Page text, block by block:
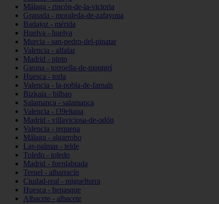
Málaga - rincón-de-la-victoria
Granada - moraleda-de-zafayona
Badajoz - mérida
Huelva - huelva
Murcia - san-pedro-del-pinatar
Valencia - alfafar
Madrid - pinto
Girona - torroella-de-montgrí
Huesca - torla
Valencia - la-pobla-de-farnals
Bizkaia - bilbao
Salamanca - salamanca
Valencia - l39eliana
Madrid - villaviciosa-de-odón
Valencia - requena
Málaga - algarrobo
Las-palmas - telde
Toledo - toledo
Madrid - fuenlabrada
Teruel - albarracín
Ciudad-real - miguelturra
Huesca - benasque
Albacete - albacete